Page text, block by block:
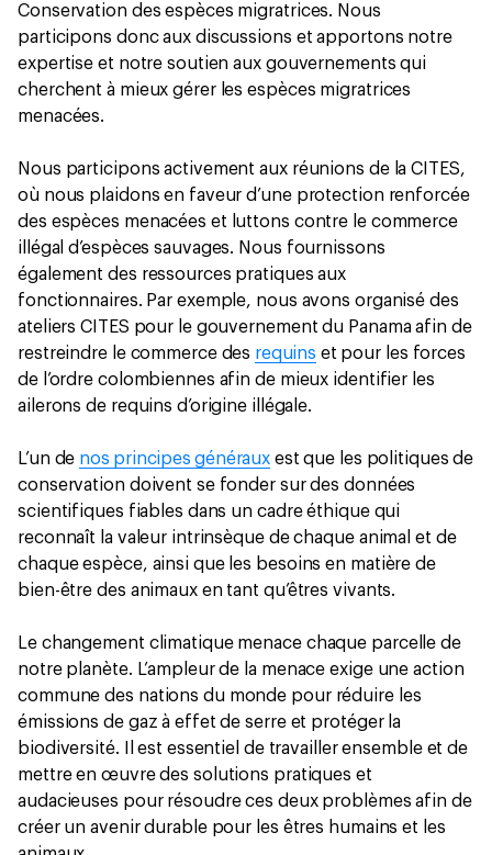
Conservation des espèces migratrices. Nous
participons donc aux discussions et apportons notre
expertise et notre soutien aux gouvernements qui
cherchent à mieux gérer les espèces migratrices
menacées.
Nous participons activement aux réunions de la CITES,
où nous plaidons en faveur d’une protection renforcée
des espèces menacées et luttons contre le commerce
illégal d’espèces sauvages. Nous fournissons
également des ressources pratiques aux
fonctionnaires. Par exemple, nous avons organisé des
ateliers CITES pour le gouvernement du Panama afin de
restreindre le commerce des requins et pour les forces
de l’ordre colombiennes afin de mieux identifier les
ailerons de requins d’origine illégale.
L’un de nos principes générauxest que les politiques de
conservation doivent se fonder sur des données
scientifiques fiables dans un cadre éthique qui
reconnaît la valeur intrinsèque de chaque animal et de
chaque espèce, ainsi que les besoins en matière de
bien-être des animaux en tant qu’êtres vivants.
Le changement climatique menace chaque parcelle de
notre planète. L’ampleur de la menace exige une action
commune des nations du monde pour réduire les
émissions de gaz à effet de serre et protéger la
biodiversité. Il est essentiel de travailler ensemble et de
mettre en œuvre des solutions pratiques et
audacieuses pour résoudre ces deux problèmes afin de
créer un avenir durable pour les êtres humains et les